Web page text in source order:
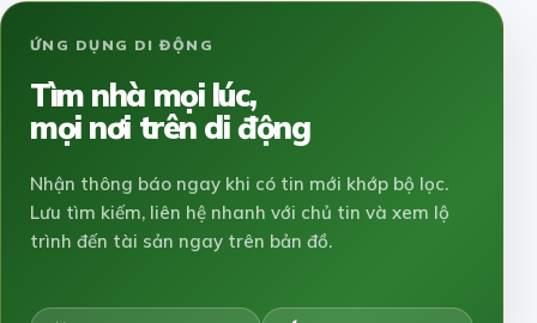
ỨNG DỤNG DI ĐỘNG
Tìm nhà mọi lúc,
mọi nơi trên di động
Nhận thông báo ngay khi có tin mới khớp bộ lọc.
Lưu tìm kiếm, liên hệ nhanh với chủ tin và xem lộ
trình đến tài sản ngay trên bản đồ.